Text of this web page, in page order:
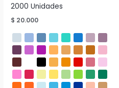
2000 Unidades
$ 20.000